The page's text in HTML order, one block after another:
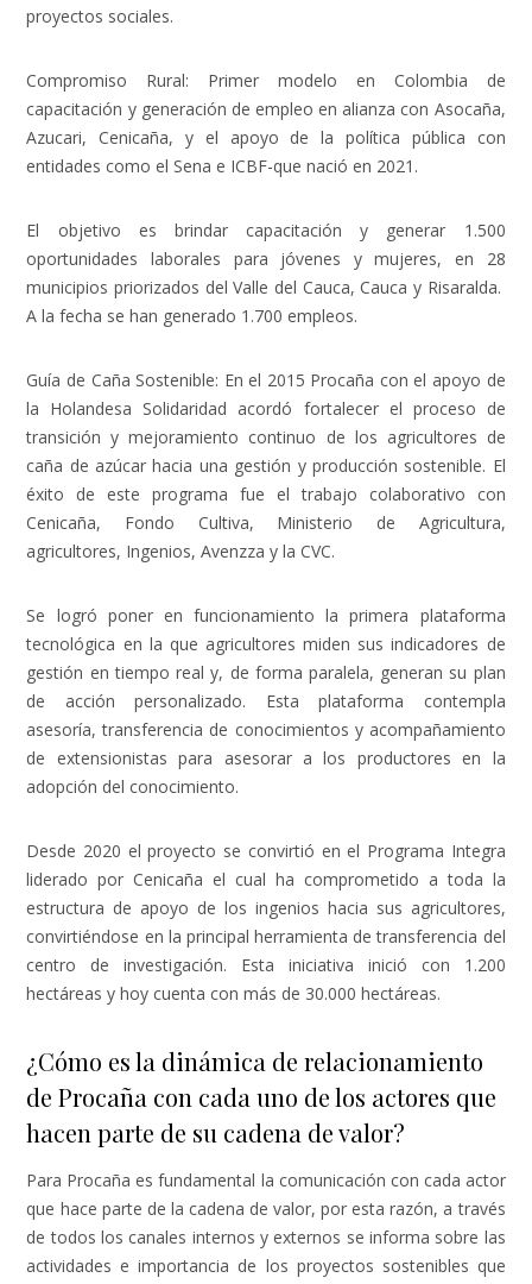
proyectos sociales.
Compromiso Rural: Primer modelo en Colombia de
capacitación y generación de empleo en alianza con Asocaña,
Azucari, Cenicaña, y el apoyo de la política pública con
entidades como el Sena e ICBF-que nació en 2021.
El objetivo es brindar capacitación y generar 1.500
oportunidades laborales para jóvenes y mujeres, en 28
municipios priorizados del Valle del Cauca, Cauca y Risaralda.
A la fecha se han generado 1.700 empleos.
Guía de Caña Sostenible: En el 2015 Procaña con el apoyo de
la Holandesa Solidaridad acordó fortalecer el proceso de
transición y mejoramiento continuo de los agricultores de
caña de azúcar hacia una gestión y producción sostenible. El
éxito de este programa fue el trabajo colaborativo con
Cenicaña, Fondo Cultiva, Ministerio de Agricultura,
agricultores, Ingenios, Avenzza y la CVC.
Se logró poner en funcionamiento la primera plataforma
tecnológica en la que agricultores miden sus indicadores de
gestión en tiempo real y, de forma paralela, generan su plan
de acción personalizado. Esta plataforma contempla
asesoría, transferencia de conocimientos y acompañamiento
de extensionistas para asesorar a los productores en la
adopción del conocimiento.
Desde 2020 el proyecto se convirtió en el Programa Integra
liderado por Cenicaña el cual ha comprometido a toda la
estructura de apoyo de los ingenios hacia sus agricultores,
convirtiéndose en la principal herramienta de transferencia del
centro de investigación. Esta iniciativa inició con 1.200
hectáreas y hoy cuenta con más de 30.000 hectáreas.
¿Cómo es la dinámica de relacionamiento
de Procaña con cada uno de los actores que
hacen parte de su cadena de valor?
Para Procaña es fundamental la comunicación con cada actor
que hace parte de la cadena de valor, por esta razón, a través
de todos los canales internos y externos se informa sobre las
actividades e importancia de los proyectos sostenibles que